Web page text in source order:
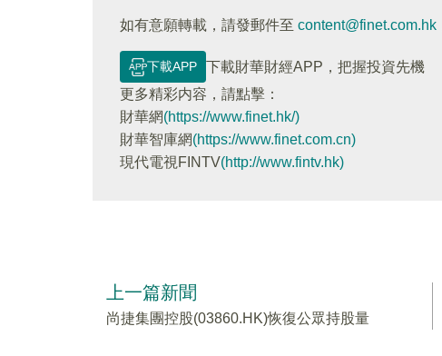
如有意願轉載，請發郵件至 content@finet.com.hk
下載APP
下載財華財經APP，把握投資先機
更多精彩内容，請點擊：
財華網(https://www.finet.hk/)
財華智庫網(https://www.finet.com.cn)
現代電視FINTV(http://www.fintv.hk)
上一篇新聞
尚捷集團控股(03860.HK)恢復公眾持股量